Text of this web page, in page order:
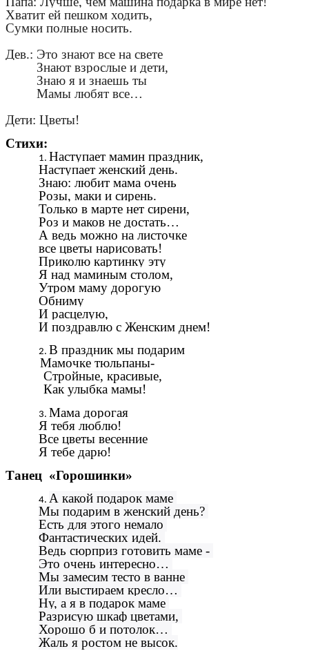
Хватит ей пешком ходить,
Сумки полные носить.
Дев.: Это знают все на свете
Знают взрослые и дети,
Знаю я и знаешь ты
Мамы любят все…
Дети: Цветы!
Стихи:
Наступает мамин праздник,
Наступает женский день.
Знаю: любит мама очень
Розы, маки и сирень.
Только в марте нет сирени,
Роз и маков не достать…
А ведь можно на листочке
все цветы нарисовать!
Приколю картинку эту
Я над маминым столом,
Утром маму дорогую
Обниму
И расцелую,
И поздравлю с Женским днем!
В праздник мы подарим
Мамочке тюльпаны-
Стройные, красивые,
Как улыбка мамы!
Мама дорогая
Я тебя люблю!
Все цветы весенние
Я тебе дарю!
Танец «Горошинки»
А какой подарок маме
Мы подарим в женский день?
Есть для этого немало
Фантастических идей.
Ведь сюрприз готовить маме -
Это очень интересно…
Мы замесим тесто в ванне
Или выстираем кресло…
Ну, а я в подарок маме
Разрисую шкаф цветами,
Хорошо б и потолок…
Жаль я ростом не высок.